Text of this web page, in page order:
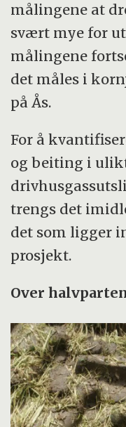
målingene at
svært mye for
målingene
det måles i
på Ås.
For å
og beiting i
trengs det
det som ligger
prosjekt.
Over